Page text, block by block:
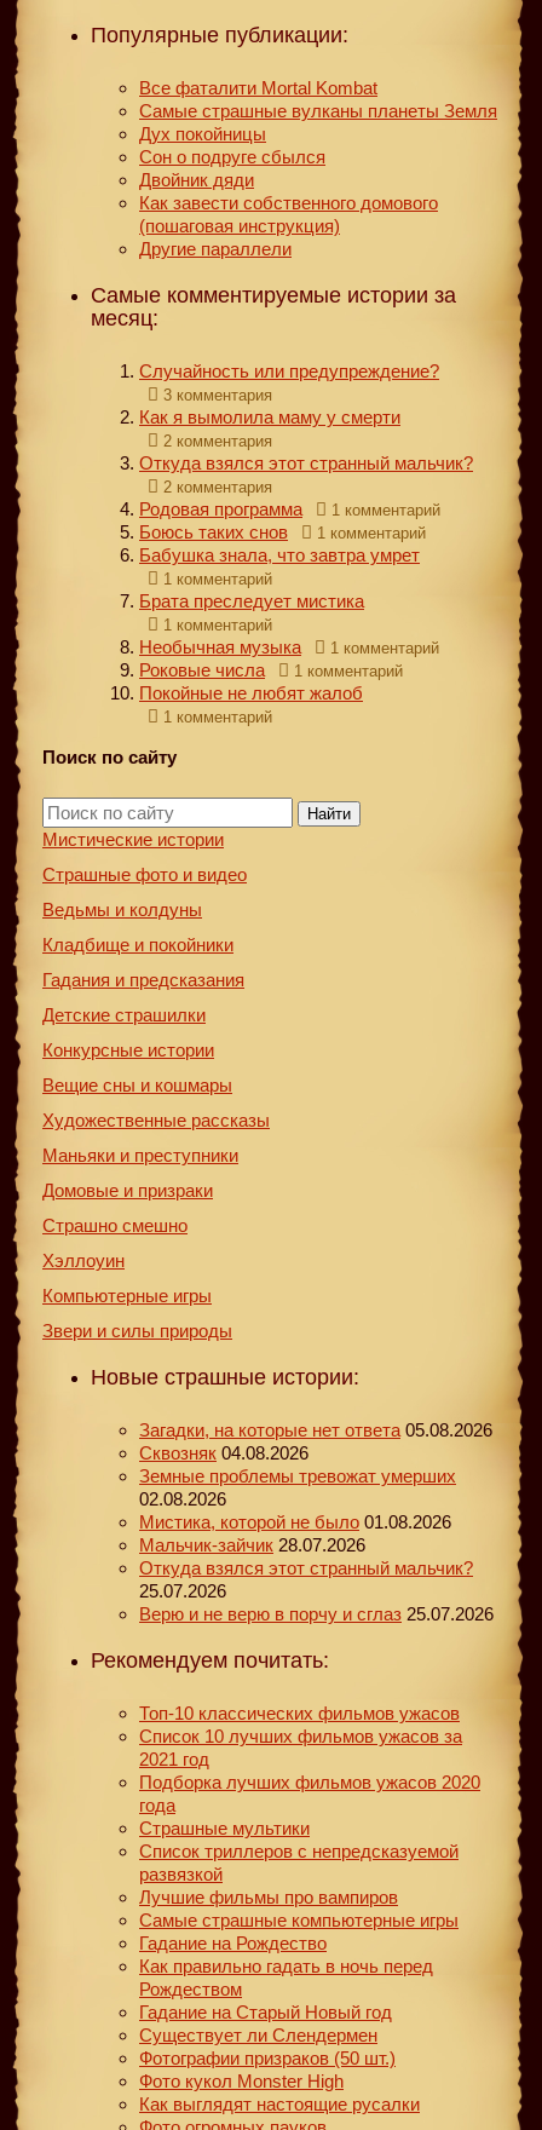
Популярные публикации:
Все фаталити Mortal Kombat
Самые страшные вулканы планеты Земля
Дух покойницы
Сон о подруге сбылся
Двойник дяди
Как завести собственного домового
(пошаговая инструкция)
Другие параллели
Самые комментируемые истории за
месяц:
Случайность или предупреждение?
3 комментария
Как я вымолила маму у смерти
2 комментария
Откуда взялся этот странный мальчик?
2 комментария
Родовая программа 1 комментарий
Боюсь таких снов 1 комментарий
Бабушка знала, что завтра умрет
1 комментарий
Брата преследует мистика
1 комментарий
Необычная музыка 1 комментарий
Роковые числа 1 комментарий
Покойные не любят жалоб
1 комментарий
Поиск по сайту
Найти
Мистические истории
Страшные фото и видео
Ведьмы и колдуны
Кладбище и покойники
Гадания и предсказания
Детские страшилки
Конкурсные истории
Вещие сны и кошмары
Художественные рассказы
Маньяки и преступники
Домовые и призраки
Страшно смешно
Хэллоуин
Компьютерные игры
Звери и силы природы
Новые страшные истории:
Загадки, на которые нет ответа 05.08.2026
Сквозняк 04.08.2026
Земные проблемы тревожат умерших
02.08.2026
Мистика, которой не было 01.08.2026
Мальчик-зайчик 28.07.2026
Откуда взялся этот странный мальчик?
25.07.2026
Верю и не верю в порчу и сглаз 25.07.2026
Рекомендуем почитать:
Топ-10 классических фильмов ужасов
Список 10 лучших фильмов ужасов за
2021 год
Подборка лучших фильмов ужасов 2020
года
Страшные мультики
Список триллеров с непредсказуемой
развязкой
Лучшие фильмы про вампиров
Самые страшные компьютерные игры
Гадание на Рождество
Как правильно гадать в ночь перед
Рождеством
Гадание на Старый Новый год
Существует ли Слендермен
Фотографии призраков (50 шт.)
Фото кукол Monster High
Как выглядят настоящие русалки